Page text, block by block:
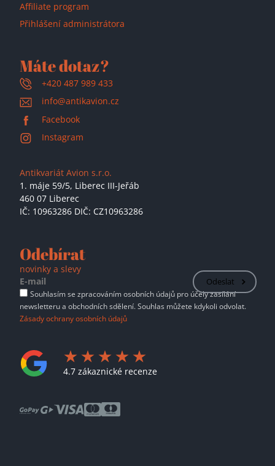
Affiliate program
Přihlášení administrátora
Máte dotaz?
+420 487 989 433
info@antikavion.cz
Facebook
Instagram
Antikvariát Avion s.r.o.
1. máje 59/5, Liberec III-Jeřáb
460 07 Liberec
IČ: 10963286 DIČ: CZ10963286
Odebírat
novinky a slevy
Odeslat
Souhlasím se zpracováním osobních údajů pro účely zasílání
newsletteru a obchodních sdělení. Souhlas můžete kdykoli odvolat.
Zásady ochrany osobních údajů
4.7 zákaznické recenze